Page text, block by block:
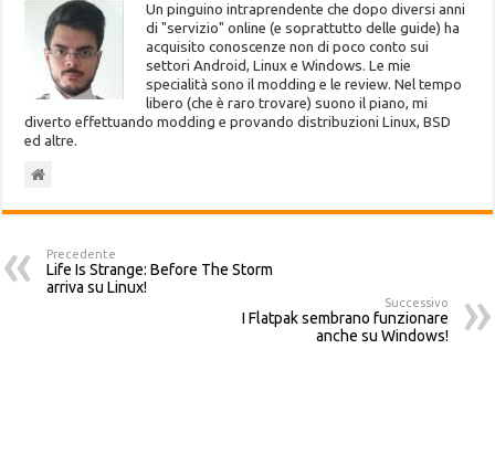
Un pinguino intraprendente che dopo diversi anni
di "servizio" online (e soprattutto delle guide) ha
acquisito conoscenze non di poco conto sui
settori Android, Linux e Windows. Le mie
specialità sono il modding e le review. Nel tempo
libero (che è raro trovare) suono il piano, mi
diverto effettuando modding e provando distribuzioni Linux, BSD
ed altre.
Precedente
Life Is Strange: Before The Storm
arriva su Linux!
Successivo
I Flatpak sembrano funzionare
anche su Windows!